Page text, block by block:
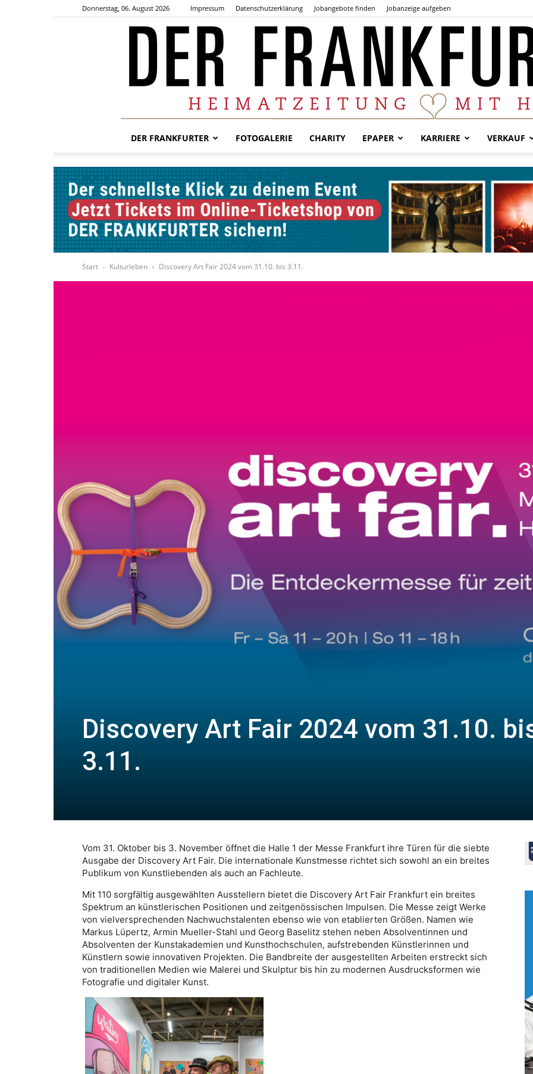
Donnerstag, 06. August 2026 Impressum Datenschutzerklärung Jobangebote finden Jobanzeige aufgeben
Frankfurter
DER FRANKFURTER FOTOGALERIE CHARITY EPAPER KARRIERE VERKAUF
Start Kulturleben Discovery Art Fair 2024 vom 31.10. bis 3.11.
Discovery Art Fair 2024 vom 31.10.
3.11.
Vom 31. Oktober bis 3. November öffnet die Halle 1 der Messe Frankfurt ihre Türen für die siebte
Ausgabe der Discovery Art Fair. Die internationale Kunstmesse richtet sich sowohl an ein breites
Publikum von Kunstliebenden als auch an Fachleute.
Mit 110 sorgfältig ausgewählten Ausstellern bietet die Discovery Art Fair Frankfurt ein breites
Spektrum an künstlerischen Positionen und zeitgenössischen Impulsen. Die Messe zeigt Werke
von vielversprechenden Nachwuchstalenten ebenso wie von etablierten Größen. Namen wie
Markus Lüpertz, Armin Mueller-Stahl und Georg Baselitz stehen neben Absolventinnen und
Absolventen der Kunstakademien und Kunsthochschulen, aufstrebenden Künstlerinnen und
Künstlern sowie innovativen Projekten. Die Bandbreite der ausgestellten Arbeiten erstreckt sich
von traditionellen Medien wie Malerei und Skulptur bis hin zu modernen Ausdrucksformen wie
Fotografie und digitaler Kunst.